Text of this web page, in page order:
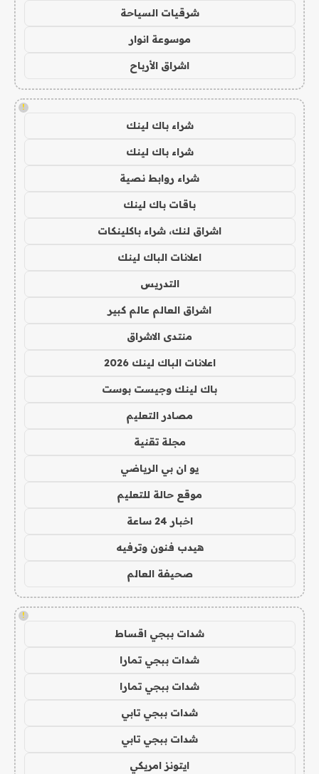
شرقيات السياحة
موسوعة انوار
اشراق الأرباح
!
شراء باك لينك
شراء باك لينك
شراء روابط نصية
باقات باك لينك
اشراق لنك، شراء باكلينكات
اعلانات الباك لينك
التدريس
اشراق العالم عالم كبير
منتدى الاشراق
اعلانات الباك لينك 2026
باك لينك وجيست بوست
مصادر التعليم
مجلة تقنية
يو ان بي الرياضي
موقع حالة للتعليم
اخبار 24 ساعة
هيدب فنون وترفيه
صحيفة العالم
!
شدات ببجي اقساط
شدات ببجي تمارا
شدات ببجي تمارا
شدات ببجي تابي
شدات ببجي تابي
ايتونز امريكي